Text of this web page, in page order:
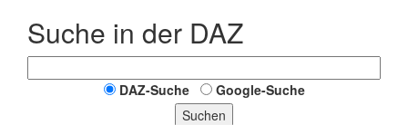
Suche in der DAZ
DAZ-Suche
Google-Suche
Suchen